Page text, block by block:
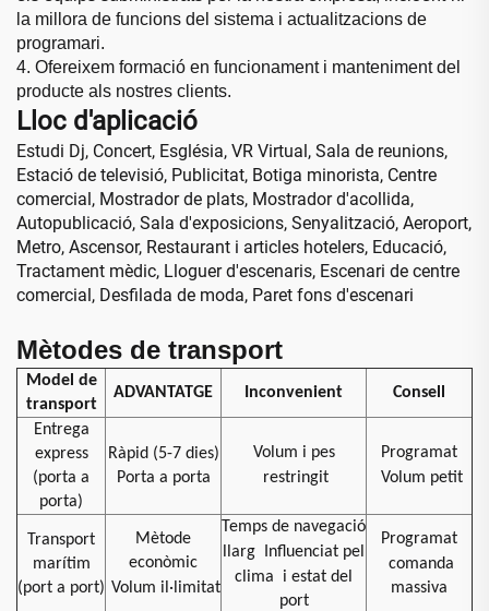
la millora de funcions del sistema i actualitzacions de
programari.
4. Ofereixem formació en funcionament i manteniment del
producte als nostres clients.
Lloc d'aplicació
Estudi Dj, Concert, Església, VR Virtual, Sala de reunions,
Estació de televisió, Publicitat, Botiga minorista, Centre
comercial, Mostrador de plats, Mostrador d'acollida,
Autopublicació, Sala d'exposicions, Senyalització, Aeroport,
Metro, Ascensor, Restaurant i articles hotelers, Educació,
Tractament mèdic, Lloguer d'escenaris, Escenari de centre
comercial, Desfilada de moda, Paret fons d'escenari
Mètodes de transport
Model de
transport
ADVANTATGE Inconvenient Consell
Entrega
express
(porta a
porta)
Ràpid (5-7 dies)
Porta a porta
Volum i pes
restringit
Programat
Volum petit
Transport
marítim
(port a port)
Mètode
econòmic
Volum il·limitat
Temps de navegació
llarg
Influenciat pel
clima
i estat del
port
Programat
comanda
massiva